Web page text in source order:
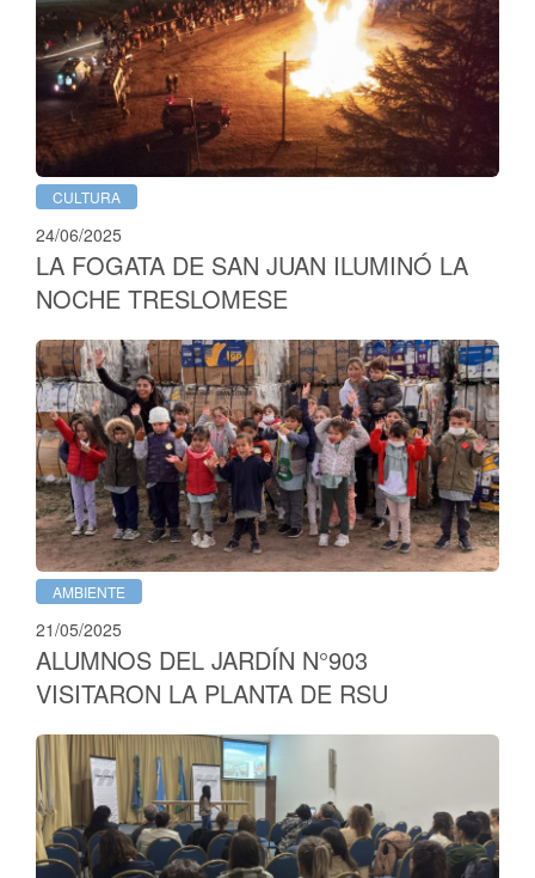
CULTURA
24/06/2025
LA FOGATA DE SAN JUAN ILUMINÓ LA
NOCHE TRESLOMESE
AMBIENTE
21/05/2025
ALUMNOS DEL JARDÍN N°903
VISITARON LA PLANTA DE RSU